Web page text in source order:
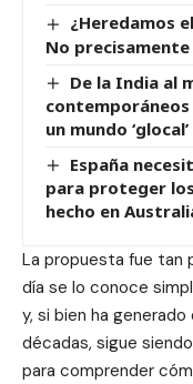
¿Heredamos
No precisamente
De la India al
un mundo ‘glocal’
España
para proteger
hecho en
La propuesta fue tan
día se lo conoce
y, si bien ha
décadas, sigue
para comprender